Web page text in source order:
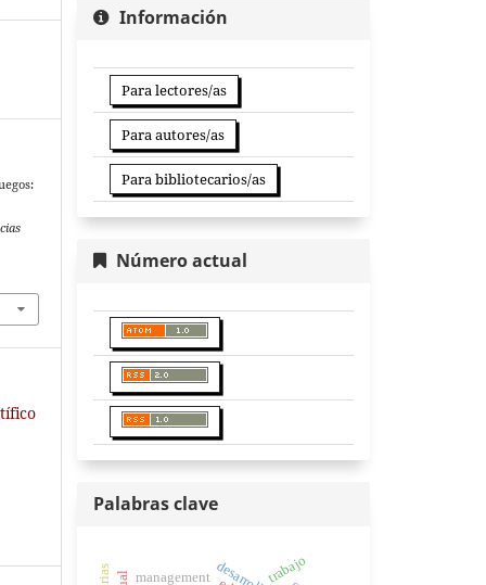
Información
Para lectores/as
Para autores/as
Para bibliotecarios/as
Número actual
Palabras clave
management trabajo